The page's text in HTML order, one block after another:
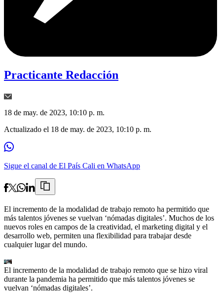
Practicante Redacción
18 de may. de 2023, 10:10 p. m.
Actualizado el 18 de may. de 2023, 10:10 p. m.
Sigue el canal de El País Cali en WhatsApp
El incremento de la modalidad de trabajo remoto ha permitido que
más talentos jóvenes se vuelvan ‘nómadas digitales’. Muchos de los
nuevos roles en campos de la creatividad, el marketing digital y el
desarrollo web, permiten una flexibilidad para trabajar desde
cualquier lugar del mundo.
El incremento de la modalidad de trabajo remoto que se hizo viral
durante la pandemia ha permitido que más talentos jóvenes se
vuelvan ‘nómadas digitales’.